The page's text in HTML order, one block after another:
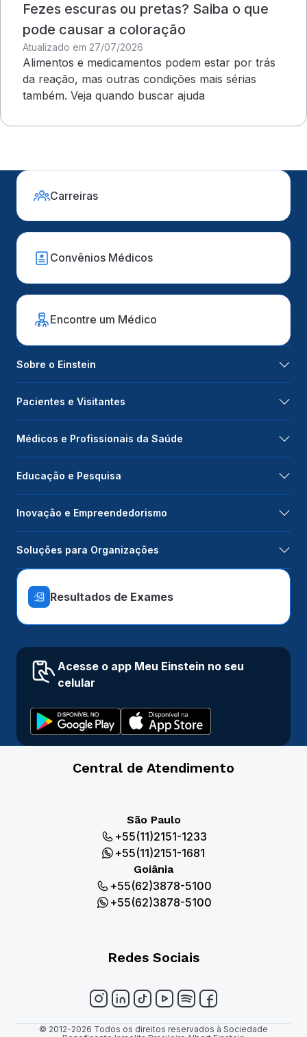
Fezes escuras ou pretas? Saiba o que
pode causar a coloração
Atualizado em 27/07/2026
Alimentos e medicamentos podem estar por trás
da reação, mas outras condições mais sérias
também. Veja quando buscar ajuda
Carreiras
Convênios Médicos
Encontre um Médico
Sobre o Einstein
Pacientes e Visitantes
Médicos e Profissionais da Saúde
Educação e Pesquisa
Inovação e Empreendedorismo
Soluções para Organizações
Resultados de Exames
Acesse o app Meu Einstein no seu
celular
Central de Atendimento
São Paulo
+55(11)2151-1233
+55(11)2151-1681
Goiânia
+55(62)3878-5100
+55(62)3878-5100
Redes Sociais
© 2012-2026 Todos os direitos reservados à Sociedade